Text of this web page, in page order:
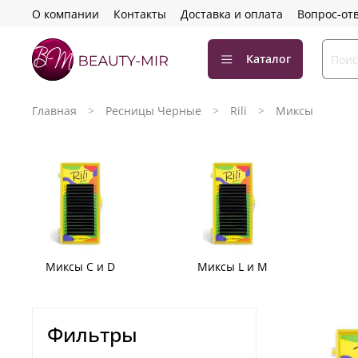
О компании Контакты Доставка и оплата Вопрос-
Каталог
Главная Ресницы Черные Rili Миксы
Миксы С и D Миксы L и M
Фильтры